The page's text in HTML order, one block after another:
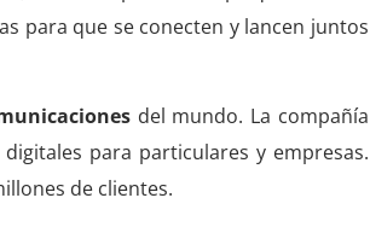
para que se conecten y lancen juntos
del mundo. La compañía
para particulares y empresas.
de clientes.